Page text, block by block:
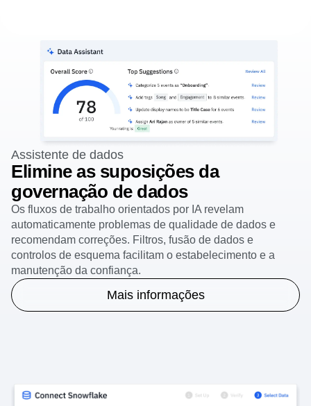
Assistente de dados
Elimine as suposições da
governação de dados
Os fluxos de trabalho orientados por IA revelam
automaticamente problemas de qualidade de dados e
recomendam correções. Filtros, fusão de dados e
controlos de esquema facilitam o estabelecimento e a
manutenção da confiança.
Mais informações